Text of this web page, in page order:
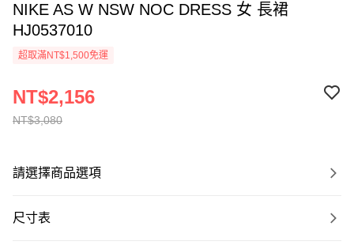
NIKE AS W NSW NOC DRESS 女 長裙
HJ0537010
超取滿NT$1,500免運
NT$3,080
NT$2,156
請選擇商品選項
尺寸表